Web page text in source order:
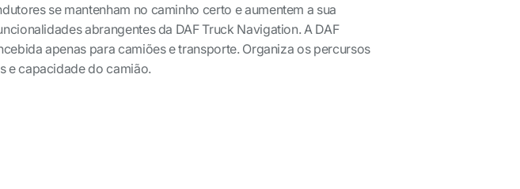
se mantenham no caminho certo e aumentem a sua
abrangentes da DAF Truck Navigation. A DAF
apenas para camiões e transporte. Organiza os percursos
e capacidade do camião.